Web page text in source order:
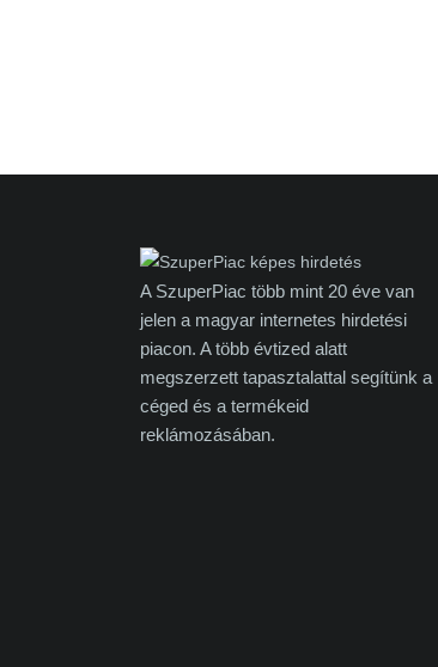
A SzuperPiac több mint 20 éve van
jelen a magyar internetes hirdetési
piacon. A több évtized alatt
megszerzett tapasztalattal segítünk a
céged és a termékeid
reklámozásában.